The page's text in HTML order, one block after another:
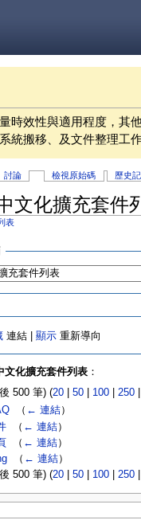
時效性與適用程度，其
統搬移、及文件整理工
討論 檢視原始碼 歷史
文化擴充套件
表
連結 |顯示 重新導向
文化擴充套件列表：
500 筆) (20| 50| 100| 250
‎ （ ← 連結）
‎ （ ← 連結）
‎ （ ← 連結）
‎ （ ← 連結）
500 筆) (20| 50| 100| 250